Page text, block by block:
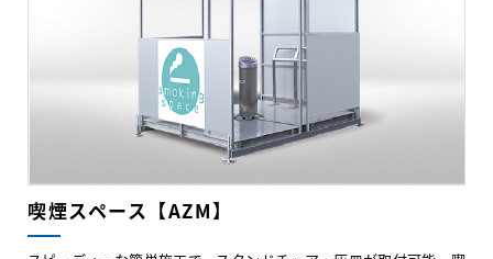
喫煙スペース【AZM】